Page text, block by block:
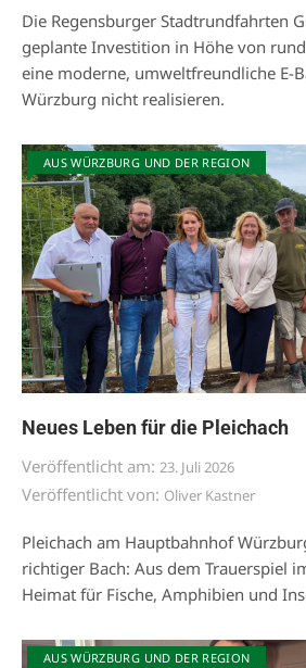
Die Regensburger Stadtrundfahrten
geplante Investition in Höhe von
eine moderne, umweltfreundliche E-
Würzburg nicht realisieren.
AUS WÜRZBURG UND DER REGION
Neues Leben für die Pleichach
Veröffentlicht am: 23. Juli 2026
Veröffentlicht von: Oliver Kastner
Pleichach am Hauptbahnhof
richtiger Bach: Aus dem Trauerspiel
Heimat für Fische, Amphibien und
AUS WÜRZBURG UND DER REGION